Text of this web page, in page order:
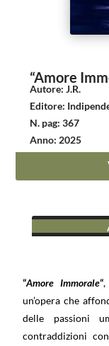
“Amore
Autore:J.R.
Editore:
N. pag:367
Anno: 2025
“Amore Immorale“,
un’opera che
delle passioni
contraddizioni